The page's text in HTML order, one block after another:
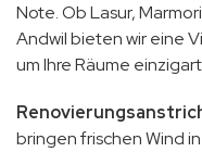
Note. Ob Lasur,
Andwil bieten wir eine
um Ihre Räume
bringen frischen Wind